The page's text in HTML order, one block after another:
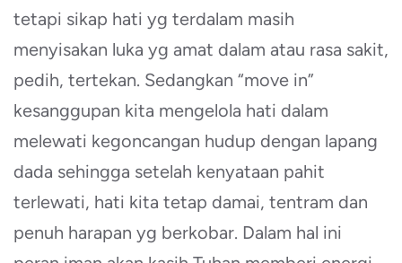
tetapi sikap hati yg terdalam masih
menyisakan luka yg amat dalam atau rasa sakit,
pedih, tertekan. Sedangkan “move in”
kesanggupan kita mengelola hati dalam
melewati kegoncangan hudup dengan lapang
dada sehingga setelah kenyataan pahit
terlewati, hati kita tetap damai, tentram dan
penuh harapan yg berkobar. Dalam hal ini